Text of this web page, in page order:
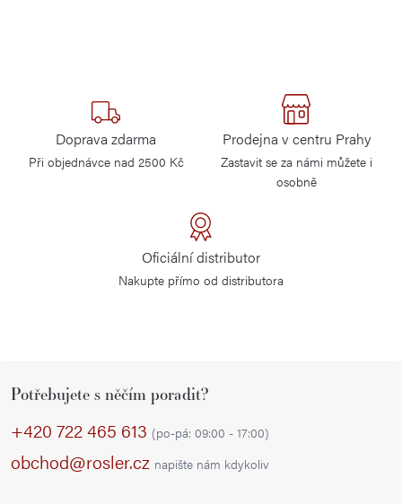
Doprava zdarma
Při objednávce nad 2500 Kč
Prodejna v centru Prahy
Zastavit se za námi můžete i
osobně
Oficiální distributor
Nakupte přímo od distributora
Potřebujete s něčím poradit?
+420 722 465 613 (po-pá: 09:00 - 17:00)
obchod@rosler.cz napište nám kdykoliv